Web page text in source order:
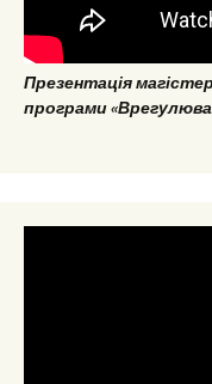
Презентація
програми